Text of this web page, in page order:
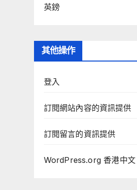
英鎊
其他操作
登入
訂閱網站內容的資訊提供
訂閱留言的資訊提供
WordPress.org 香港中文